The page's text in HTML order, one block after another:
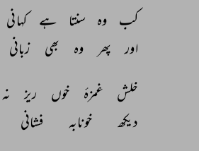
کب وہ سنتا ہے کہانی
اور
پھر وہ بھی زبانی
خلش غمزۂ خوں ریز نہ
دیکھ
خونابہ فشانی